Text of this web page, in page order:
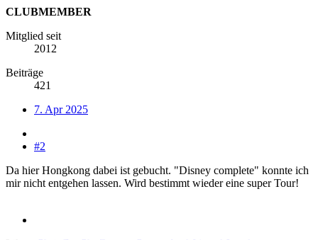
CLUBMEMBER
Mitglied seit
2012
Beiträge
421
7. Apr 2025
#2
Da hier Hongkong dabei ist gebucht. "Disney complete" konnte ich
mir nicht entgehen lassen. Wird bestimmt wieder eine super Tour!